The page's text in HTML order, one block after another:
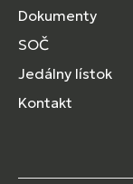
Dokumenty
SOČ
Jedálny lístok
Kontakt